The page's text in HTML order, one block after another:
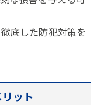
底した防犯対策を
ット